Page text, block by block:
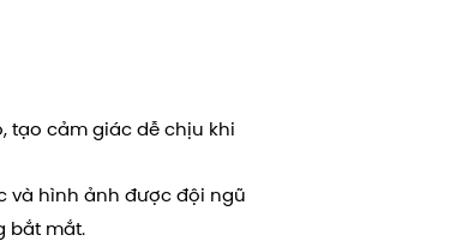
tạo cảm giác dễ chịu khi
và hình ảnh được đội ngũ
bắt mắt.